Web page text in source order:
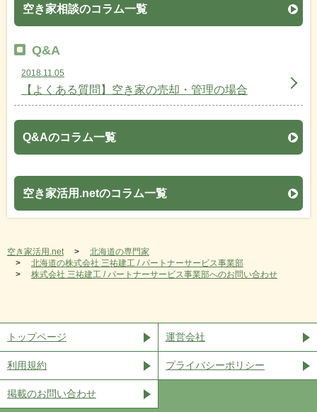
空き家相談のコラム一覧
Q&A
2018.11.05
【よくある質問】空き家の売却・管理の場合
Q&Aのコラム一覧
空き家活用.netのコラム一覧
空き家活用.net
北海道の専門家
北海道の株式会社 三祐建工 / パートナーサービス事業部
株式会社 三祐建工 / パートナーサービス事業部へのお問い合わせ
トップページ 運営会社
利用規約 プライバシーポリシー
掲載のお問い合わせ